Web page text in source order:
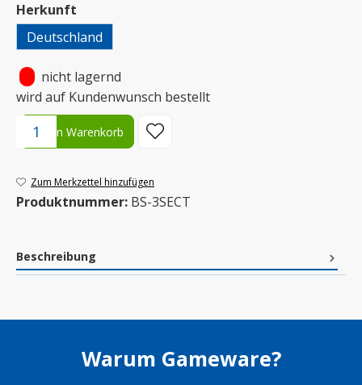
Herkunft
Deutschland
nicht lagernd
wird auf Kundenwunsch bestellt
Produkt Anzahl: Gib den gewünschten Wert ein oder benutze
In den Warenkorb
Zum Merkzettel hinzufügen
Produktnummer: BS-3SECT
Beschreibung
Warum Gameware?